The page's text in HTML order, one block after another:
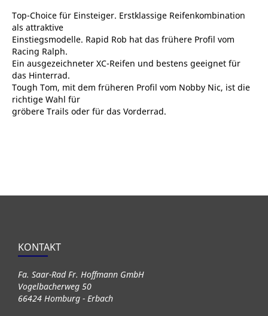
Top-Choice für Einsteiger. Erstklassige Reifenkombination
als attraktive
Einstiegsmodelle. Rapid Rob hat das frühere Profil vom
Racing Ralph.
Ein ausgezeichneter XC-Reifen und bestens geeignet für
das Hinterrad.
Tough Tom, mit dem früheren Profil vom Nobby Nic, ist die
richtige Wahl für
gröbere Trails oder für das Vorderrad.
KONTAKT
Fa. Saar-Rad Fr. Hoffmann GmbH
Vogelbacherweg 50
66424 Homburg - Erbach